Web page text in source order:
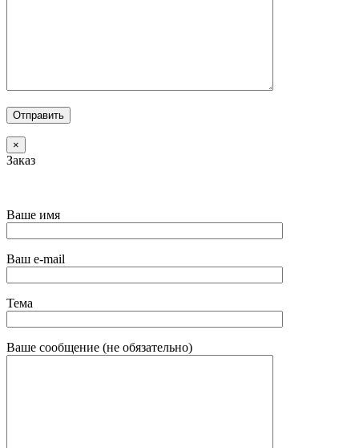
×
Заказ
Ваше имя
Ваш e-mail
Тема
Ваше сообщение (не обязательно)